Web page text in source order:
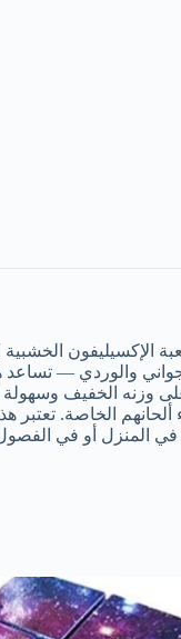
والوردي —
الخفيف وسهولة
الخاصة. تعتبر
المنزل أو في